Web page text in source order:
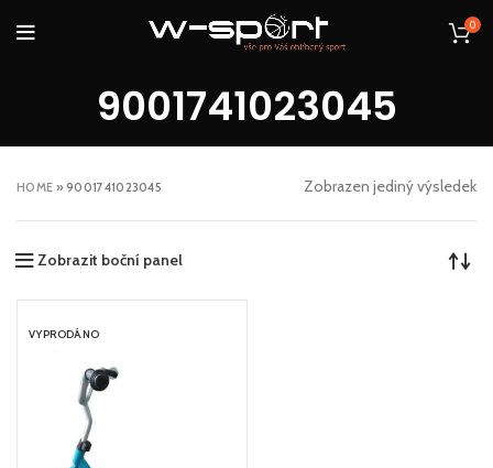
0
9001741023045
HOME »9001741023045 Zobrazen jediný výsledek
Zobrazit boční panel
VYPRODÁNO